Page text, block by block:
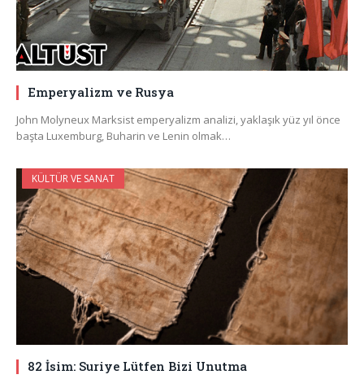
Emperyalizm ve Rusya
John Molyneux Marksist emperyalizm analizi, yaklaşık yüz yıl önce
başta Luxemburg, Buharin ve Lenin olmak…
KÜLTÜR VE SANAT
82 İsim: Suriye Lütfen Bizi Unutma